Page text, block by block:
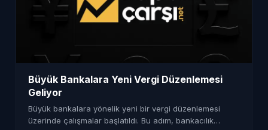
Büyük Bankalara Yeni Vergi Düzenlemesi
Geliyor
Büyük bankalara yönelik yeni bir vergi düzenlemesi
üzerinde çalışmalar başlatıldı. Bu adım, bankacılık